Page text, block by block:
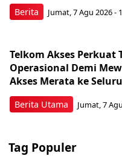
Berita Jumat, 7 Agu 2026 -
Berita Utama
Telkom Akses Perkuat
Operasional Demi
Akses Merata ke
Jumat, 7
Tag Populer